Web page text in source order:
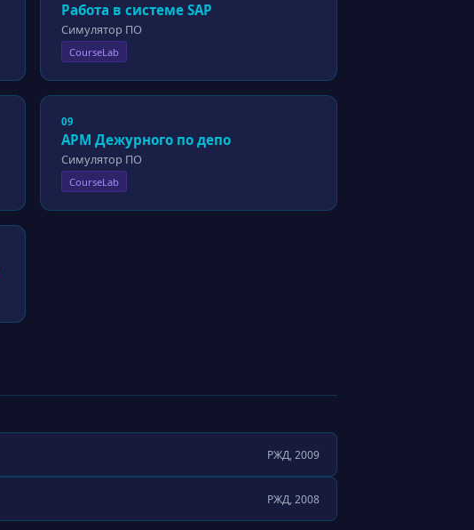
Работа в системе SAP
Симулятор ПО
CourseLab
09
АРМ Дежурного по депо
Симулятор ПО
CourseLab
РЖД, 2009
РЖД, 2008